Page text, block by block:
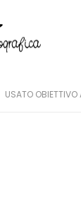
USATO